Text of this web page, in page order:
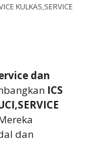
KULKAS,SERVICE
dan
ICS
dan